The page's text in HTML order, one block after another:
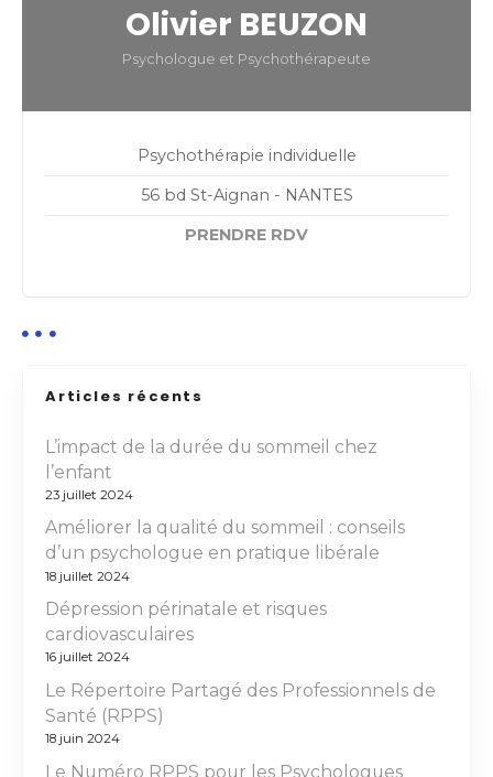
Olivier BEUZON
Psychologue et Psychothérapeute
Psychothérapie individuelle
56 bd St-Aignan - NANTES
PRENDRE RDV
Articles récents
L’impact de la durée du sommeil chez
l’enfant
23 juillet 2024
Améliorer la qualité du sommeil : conseils
d’un psychologue en pratique libérale
18 juillet 2024
Dépression périnatale et risques
cardiovasculaires
16 juillet 2024
Le Répertoire Partagé des Professionnels de
Santé (RPPS)
18 juin 2024
Le Numéro RPPS pour les Psychologues